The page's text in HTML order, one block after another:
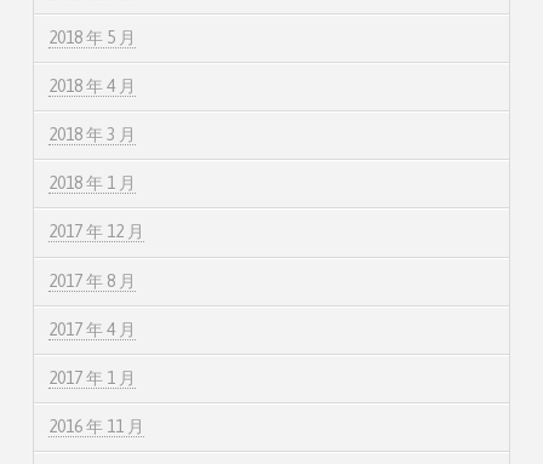
2018 年 5 月
2018 年 4 月
2018 年 3 月
2018 年 1 月
2017 年 12 月
2017 年 8 月
2017 年 4 月
2017 年 1 月
2016 年 11 月